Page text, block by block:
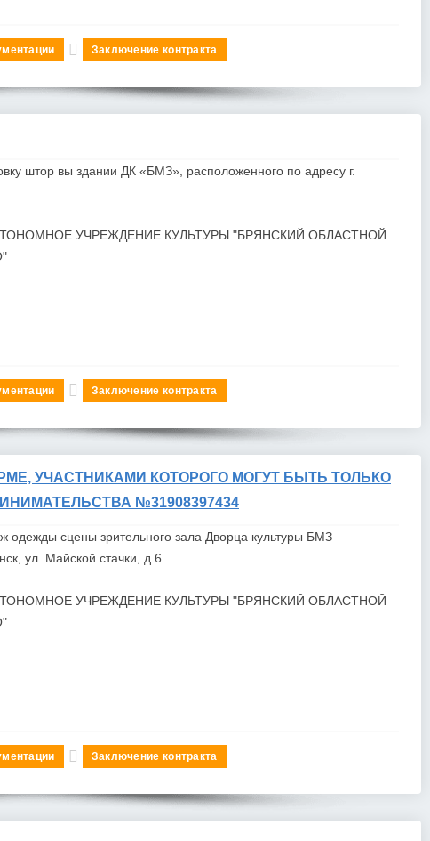
Заключение контракта
штор вы здании ДК «БМЗ», расположенного по адресу г.
УЧРЕЖДЕНИЕ КУЛЬТУРЫ "БРЯНСКИЙ ОБЛАСТНОЙ
Заключение контракта
УЧАСТНИКАМИ КОТОРОГО МОГУТ БЫТЬ ТОЛЬКО
№31908397434
одежды сцены зрительного зала Дворца культуры БМЗ
ул. Майской стачки, д.6
УЧРЕЖДЕНИЕ КУЛЬТУРЫ "БРЯНСКИЙ ОБЛАСТНОЙ
Заключение контракта